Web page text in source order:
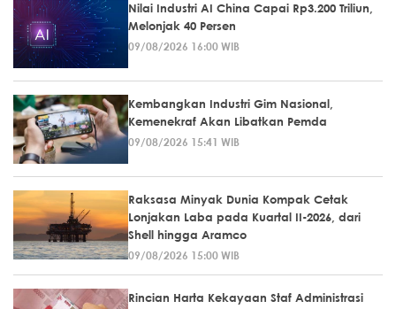
Nilai Industri AI China Capai Rp3.200 Triliun,
Melonjak 40 Persen
09/08/2026 16:00 WIB
Kembangkan Industri Gim Nasional,
Kemenekraf Akan Libatkan Pemda
09/08/2026 15:41 WIB
Raksasa Minyak Dunia Kompak Cetak
Lonjakan Laba pada Kuartal II-2026, dari
Shell hingga Aramco
09/08/2026 15:00 WIB
Rincian Harta Kekayaan Staf Administrasi